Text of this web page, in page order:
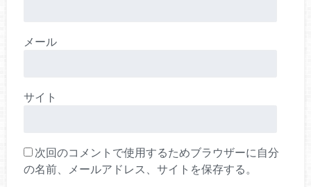
メール
サイト
次回のコメントで使用するためブラウザーに自分
の名前、メールアドレス、サイトを保存する。